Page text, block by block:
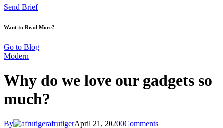
Send Brief
Want to Read More?
Go to Blog
Modern
Why do we love our gadgets so
much?
By afrutigerApril 21, 20200Comments